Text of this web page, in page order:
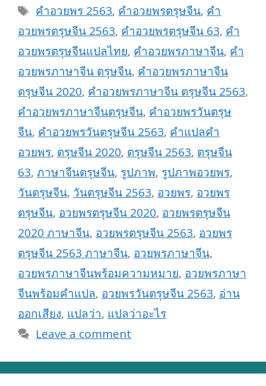
Tags
คำอวยพร 2563, คำอวยพรตรุษจีน, คำ
อวยพรตรุษจีน 2563, คำอวยพรตรุษจีน 63, คำ
อวยพรตรุษจีนแปลไทย, คำอวยพรภาษาจีน, คำ
อวยพรภาษาจีน ตรุษจีน, คำอวยพรภาษาจีน
ตรุษจีน 2020, คำอวยพรภาษาจีน ตรุษจีน 2563,
คำอวยพรภาษาจีนตรุษจีน, คำอวยพรวันตรุษ
จีน, คำอวยพรวันตรุษจีน 2563, คำแปลคำ
อวยพร, ตรุษจีน 2020, ตรุษจีน 2563, ตรุษจีน
63, ภาษาจีนตรุษจีน, รูปภาพ, รูปภาพอวยพร,
วันตรุษจีน, วันตรุษจีน 2563, อวยพร, อวยพร
ตรุษจีน, อวยพรตรุษจีน 2020, อวยพรตรุษจีน
2020 ภาษาจีน, อวยพรตรุษจีน 2563, อวยพร
ตรุษจีน 2563 ภาษาจีน, อวยพรภาษาจีน,
อวยพรภาษาจีนพร้อมความหมาย, อวยพรภาษา
จีนพร้อมคำแปล, อวยพรวันตรุษจีน 2563, อ่าน
ออกเสียง, แปลว่า, แปลว่าอะไร
Leave a comment